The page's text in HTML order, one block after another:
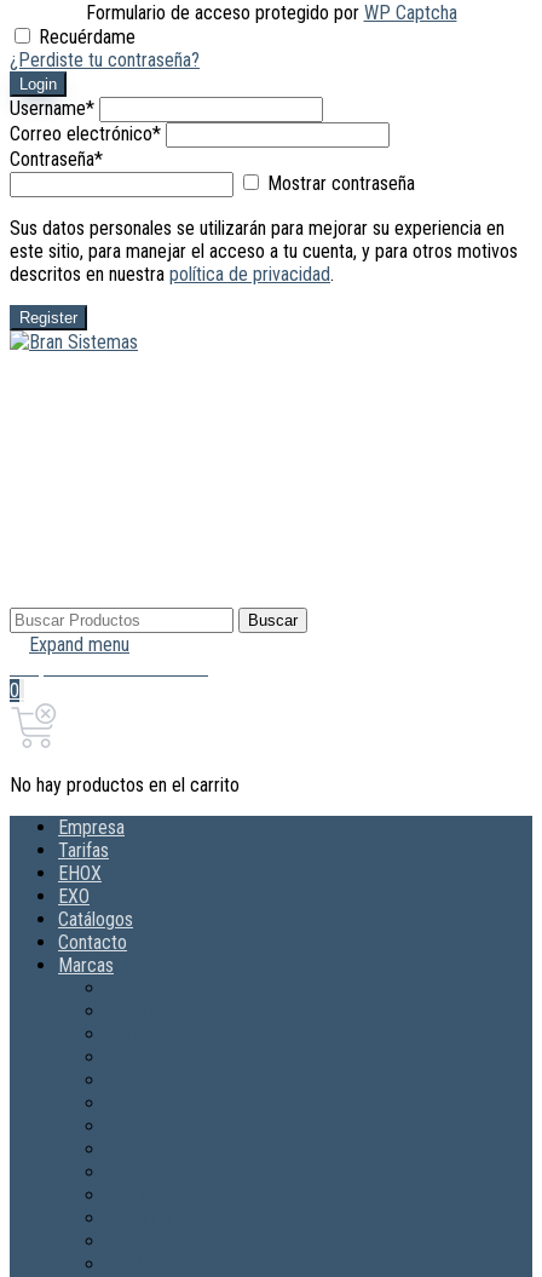
Formulario de acceso protegido por WP Captcha
Recuérdame
¿Perdiste tu contraseña?
Login
Username*
Correo electrónico*
Contraseña*
Mostrar contraseña
Sus datos personales se utilizarán para mejorar su experiencia en
este sitio, para manejar el acceso a tu cuenta, y para otros motivos
descritos en nuestra política de privacidad.
Register
Buscar
por:
Buscar
Expand menu
0
No hay productos en el carrito
Empresa
Tarifas
EHOX
EXO
Catálogos
Contacto
Marcas